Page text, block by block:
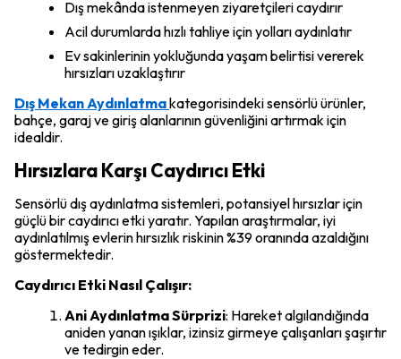
Dış mekânda istenmeyen ziyaretçileri caydırır
Acil durumlarda hızlı tahliye için yolları aydınlatır
Ev sakinlerinin yokluğunda yaşam belirtisi vererek
hırsızları uzaklaştırır
Dış Mekan Aydınlatmakategorisindeki sensörlü ürünler,
bahçe, garaj ve giriş alanlarının güvenliğini artırmak için
idealdir.
Hırsızlara Karşı Caydırıcı Etki
Sensörlü dış aydınlatma sistemleri, potansiyel hırsızlar için
güçlü bir caydırıcı etki yaratır. Yapılan araştırmalar, iyi
aydınlatılmış evlerin hırsızlık riskinin %39 oranında azaldığını
göstermektedir.
Caydırıcı Etki Nasıl Çalışır:
Ani Aydınlatma Sürprizi: Hareket algılandığında
aniden yanan ışıklar, izinsiz girmeye çalışanları şaşırtır
ve tedirgin eder.